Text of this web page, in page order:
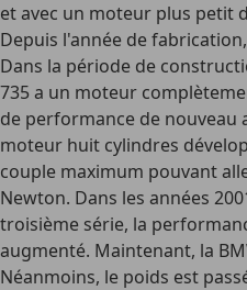
et avec un moteur plus petit
Depuis l'année de
Dans la période de
735 a un moteur
de performance de nouveau
moteur huit cylindres
couple maximum pouvant
Newton. Dans les années
troisième série, la
augmenté. Maintenant, la
Néanmoins, le poids est